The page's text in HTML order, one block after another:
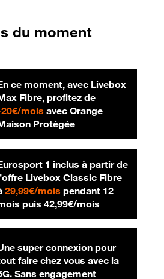
du moment
ce moment, avec Livebox
Fibre, profitez de
20€/mois20 € par mois
avec Orange
Protégée
1 inclus à partir de
Livebox Classic Fibre
29,99€/mois29,99 € par mois
pendant 12
puis 42,99€/mois42,99 € par
super connexion pour
faire chez vous avec la
Sans engagement